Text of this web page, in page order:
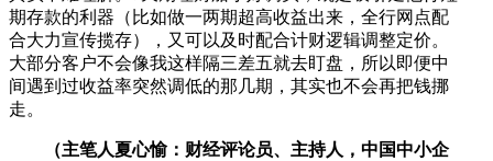
期存款的利器（比如做一两期超高收益出来，全行网点配
合大力宣传揽存），又可以及时配合计财逻辑调整定价。
大部分客户不会像我这样隔三差五就去盯盘，所以即便中
间遇到过收益率突然调低的那几期，其实也不会再把钱挪
走。
（主笔人夏心愉：财经评论员、主持人，中国中小企